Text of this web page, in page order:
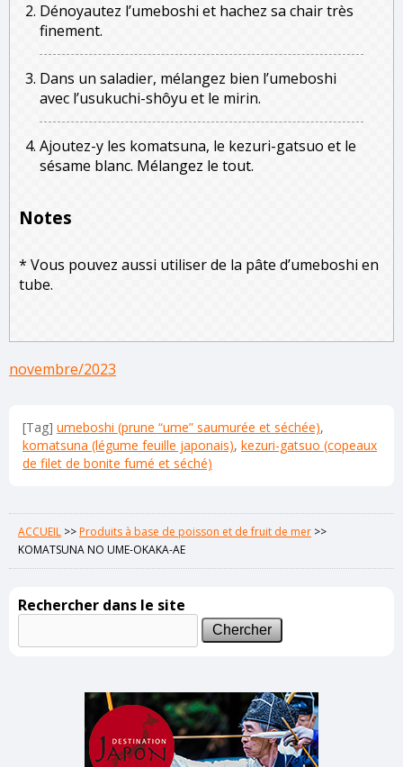
Dénoyautez l’umeboshi et hachez sa chair très
finement.
Dans un saladier, mélangez bien l’umeboshi
avec l’usukuchi-shôyu et le mirin.
Ajoutez-y les komatsuna, le kezuri-gatsuo et le
sésame blanc. Mélangez le tout.
Notes
* Vous pouvez aussi utiliser de la pâte d’umeboshi en
tube.
novembre/2023
[Tag] umeboshi (prune “ume” saumurée et séchée),
komatsuna (légume feuille japonais), kezuri-gatsuo (copeaux
de filet de bonite fumé et séché)
ACCUEIL >>Produits à base de poisson et de fruit de mer >>
KOMATSUNA NO UME-OKAKA-AE
Rechercher dans le site